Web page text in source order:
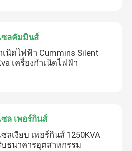
ซลคัมมินส์
เนิดไฟฟ้า Cummins Silent
เครื่องกำเนิดไฟฟ้า
ซล เพอร์กินส์
ลเงียบ เพอร์กินส์ 1250KVA
บธนาคารอุตสาหกรรม